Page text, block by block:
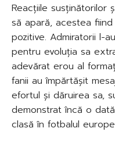
Reacțiile susținătorilor
să apară, acestea
pozitive. Admiratorii l-
pentru evoluția sa
adevărat erou al
fanii au împărtășit
efortul și dăruirea sa,
demonstrat încă o
clasă în fotbalul